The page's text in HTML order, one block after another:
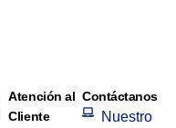
Atención al
Cliente
Contáctanos
Nuestro